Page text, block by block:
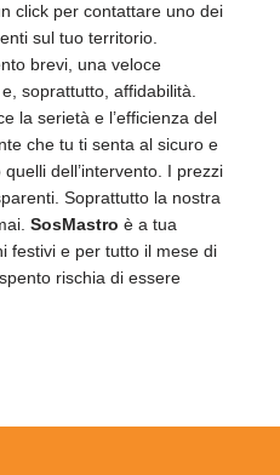
click per contattare uno dei
sul tuo territorio.
brevi, una veloce
soprattutto, affidabilità.
la serietà e l’efficienza del
che tu ti senta al sicuro e
dell’intervento. I prezzi
Soprattutto la nostra
SosMastro è a tua
festivi e per tutto il mese di
rischia di essere